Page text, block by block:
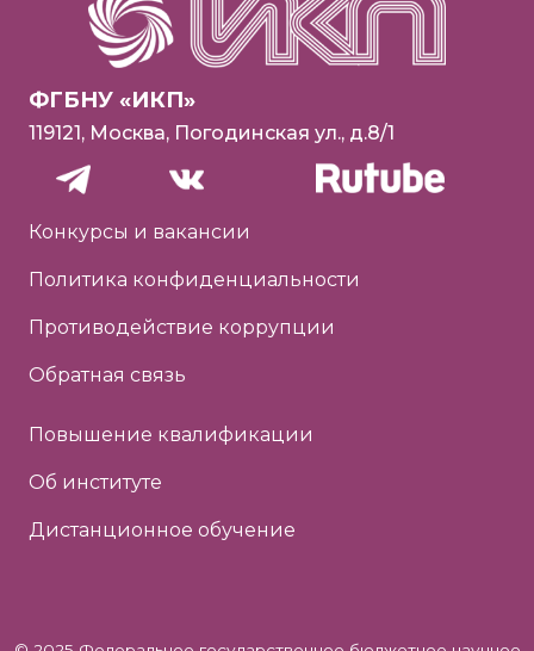
ФГБНУ «ИКП»
119121, Москва, Погодинская ул., д.8/1
Конкурсы и вакансии
Политика конфиденциальности
Противодействие коррупции
Обратная связь
Повышение квалификации
Об институте
Дистанционное обучение